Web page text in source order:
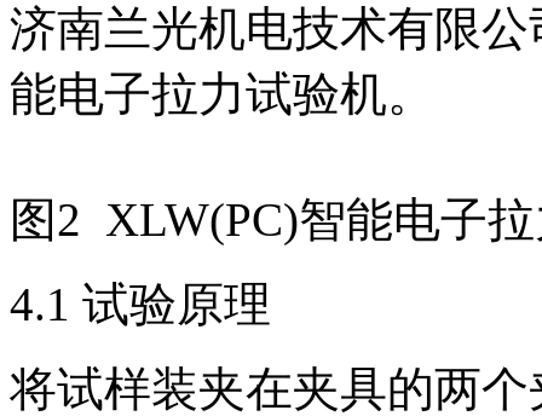
济南兰光机电技术有限
能电子拉力试验机。
图2 XLW(PC)智能电子
4.1 试验原理
将试样装夹在夹具的两